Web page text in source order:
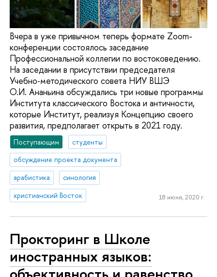
Вчера в уже привычном теперь формате Zoom-
конференции состоялось заседание
Профессиональной коллегии по востоковедению.
На заседании в присутствии председателя
Учебно‑методического совета НИУ ВШЭ
О.И. Ананьина обсуждались три новые программы
Института классического Востока и античности,
которые Институт, реализуя Концепцию своего
развития, предполагает открыть в 2021 году.
Поступающим
студенты
обсуждение проекта документа
арабистика
синология
христианский Восток
18 июня, 2020 г.
Прокторинг в Школе
иностранных языков: